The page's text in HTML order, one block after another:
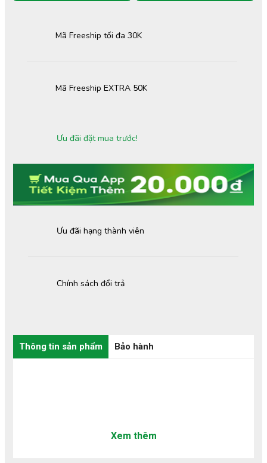
Mã Freeship EXTRA 50K
Mã Freeship tối đa 30K
Ưu đãi đặt mua trước!
Chính sách đổi trả
Ưu đãi hạng thành viên
Thông tin sản phẩm Bảo hành
Xem thêm